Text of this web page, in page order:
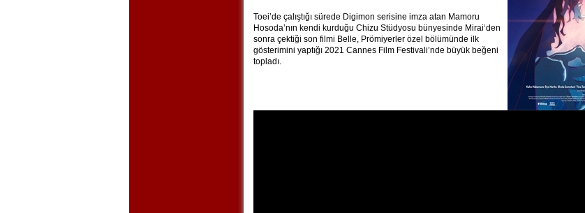
Toei’de çalıştığı sürede Digimon serisine imza atan Mamoru
Hosoda’nın kendi kurduğu Chizu Stüdyosu bünyesinde Mirai‘den
sonra çektiği son filmi Belle, Prömiyerler özel bölümünde ilk
gösterimini yaptığı 2021 Cannes Film Festivali’nde büyük beğeni
topladı.